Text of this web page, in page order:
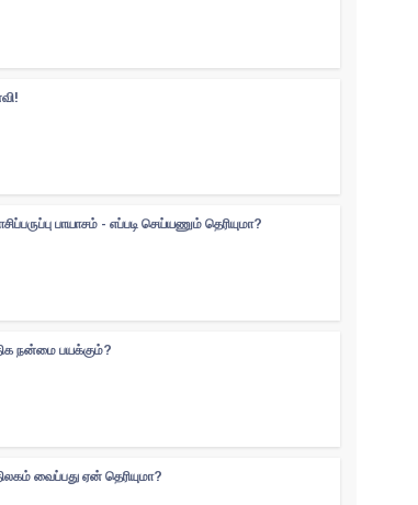
பாயாசம் - எப்படி செய்யணும் தெரியுமா?
நன்மை பயக்கும்?
வைப்பது ஏன் தெரியுமா?